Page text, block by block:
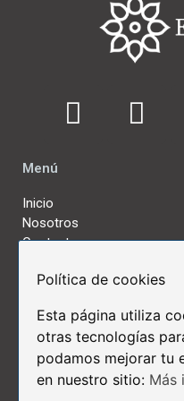
Menú
Inicio
Nosotros
Contactos
Links de Interés
Términos y Condiciones
Aviso Legal
Políticas de Privacidad
Políticas de Cookies
Política de cookies
Esta página utiliza
otras tecnologías
podamos mejorar tu
en nuestro sitio: Más